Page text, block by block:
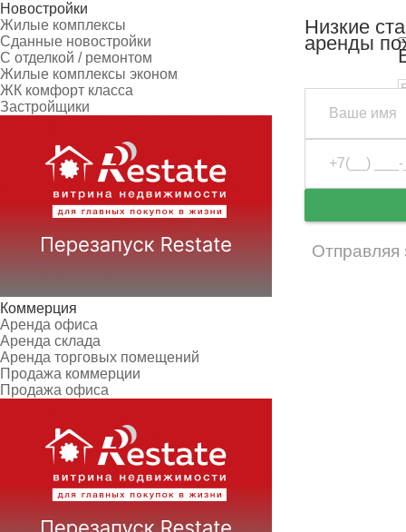
Новостройки
Жилые комплексы
Сданные новостройки
С отделкой / ремонтом
Жилые комплексы эконом
ЖК комфорт класса
Застройщики
Коммерция
Аренда офиса
Аренда склада
Аренда торговых помещений
Продажа коммерции
Продажа офиса
Низкие
аренды
Отправляя